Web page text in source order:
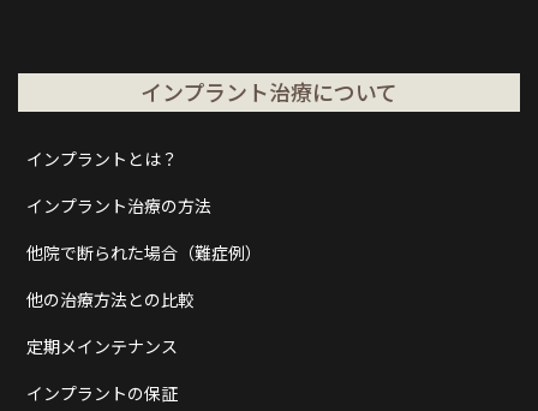
インプラント治療について
インプラントとは？
インプラント治療の方法
他院で断られた場合（難症例）
他の治療方法との比較
定期メインテナンス
インプラントの保証